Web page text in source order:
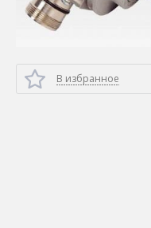
В избранное